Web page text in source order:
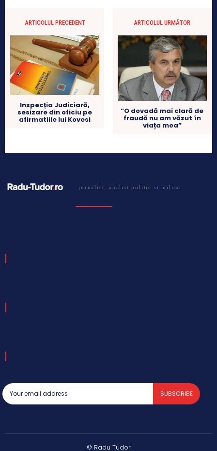
ARTICOLUL PRECEDENT
Inspecția Judiciară,
sesizare din oficiu pe
afirmatiile lui Kovesi
ARTICOLUL URMĂTOR
“O dovadă mai clară de
fraudă nu am văzut în
viața mea”
jurnalist, analist politic si militar
SUBSCRIBE
© Radu Tudor